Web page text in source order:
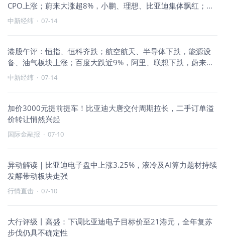
CPO上涨；蔚来大涨超8%，小鹏、理想、比亚迪集体飘红；基
本半导体尾盘拉升
中新经纬 · 07-14
港股午评：恒指、恒科齐跌；航空航天、半导体下跌，能源设
备、油气板块上涨；百度大跌近9%，阿里、联想下跌，蔚来、
比亚迪上涨
中新经纬 · 07-14
加价3000元提前提车！比亚迪大唐交付周期拉长，二手订单溢
价转让悄然兴起
国际金融报 · 07-10
异动解读｜比亚迪电子盘中上涨3.25%，液冷及AI算力题材持续
发酵带动板块走强
行情直击 · 07-10
大行评级丨高盛：下调比亚迪电子目标价至21港元，全年复苏
步伐仍具不确定性